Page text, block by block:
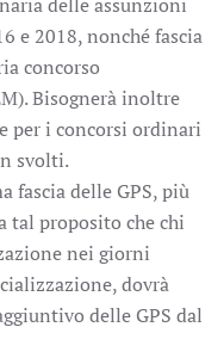
e 2018, nonché fascia
concorso
Bisognerà inoltre
per i concorsi ordinari
svolti.
fascia delle GPS, più
tal proposito che chi
nei giorni
dovrà
delle GPS dal